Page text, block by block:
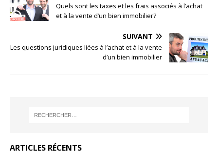
Quels sont les taxes et les frais associés à l’achat
et à la vente d’un bien immobilier?
SUIVANT
Les questions juridiques liées à l’achat et à la vente
d’un bien immobilier
ARTICLES RÉCENTS